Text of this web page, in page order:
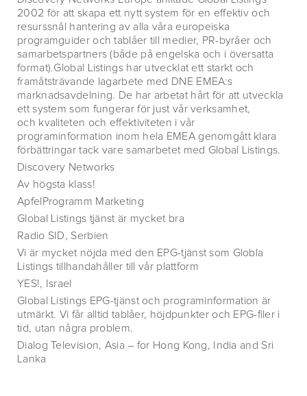
2002 för att skapa ett nytt system för en effektiv och
resurssnål hantering av alla våra europeiska
programguider och tablåer till medier, PR-byråer och
samarbetspartners (både på engelska och i översatta
format).Global Listings har utvecklat ett starkt och
framåtsträvande lagarbete med DNE EMEA:s
marknadsavdelning. De har arbetat hårt för att utveckla
ett system som fungerar för just vår verksamhet,
och kvaliteten och effektiviteten i vår
programinformation inom hela EMEA genomgått klara
förbättringar tack vare samarbetet med Global Listings.
Discovery Networks
Av högsta klass!
ApfelProgramm Marketing
Global Listings tjänst är mycket bra
Radio SID, Serbien
Vi är mycket nöjda med den EPG-tjänst som Globla
Listings tillhandahåller till vår plattform
YES!, Israel
Global Listings EPG-tjänst och programinformation är
utmärkt. Vi får alltid tablåer, höjdpunkter och EPG-filer i
tid, utan några problem.
Dialog Television, Asia – for Hong Kong, India and Sri
Lanka